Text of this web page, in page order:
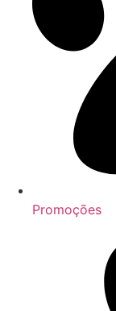
Promoções